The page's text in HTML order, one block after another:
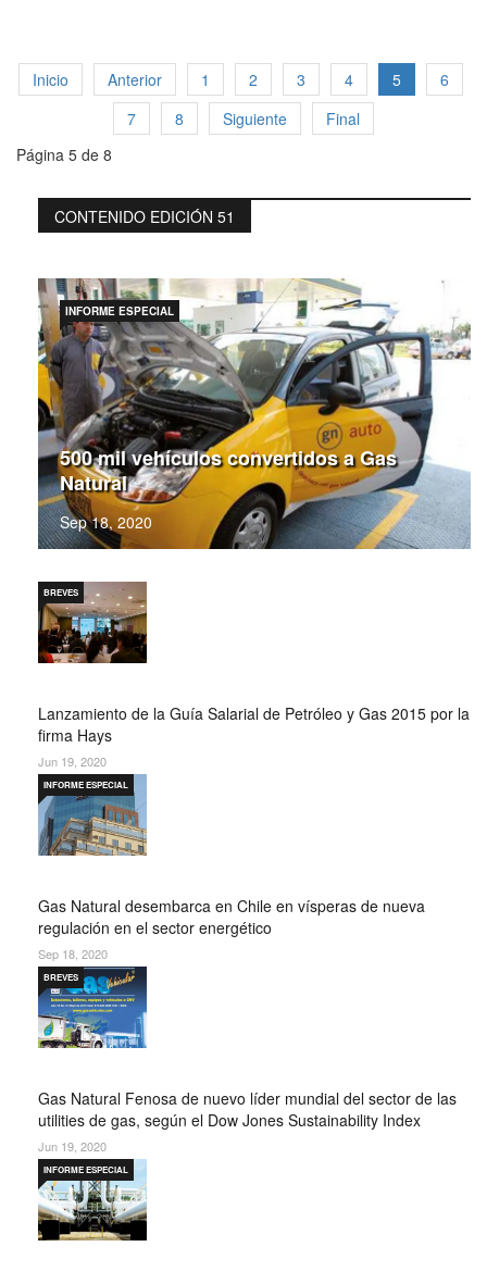
Inicio Anterior 1 2 3 4 5
6
7
8 Siguiente
Final
Página 5 de 8
CONTENIDO EDICIÓN 51
500 mil vehículos convertidos a Gas
Natural
Sep 18, 2020
INFORME ESPECIAL
Lanzamiento de la Guía Salarial de Petróleo y Gas 2015 por la
firma Hays
BREVES
Jun 19, 2020
Gas Natural desembarca en Chile en vísperas de nueva
regulación en el sector energético
INFORME ESPECIAL
Sep 18, 2020
Gas Natural Fenosa de nuevo líder mundial del sector de las
utilities de gas, según el Dow Jones Sustainability Index
BREVES
Jun 19, 2020
INFORME ESPECIAL